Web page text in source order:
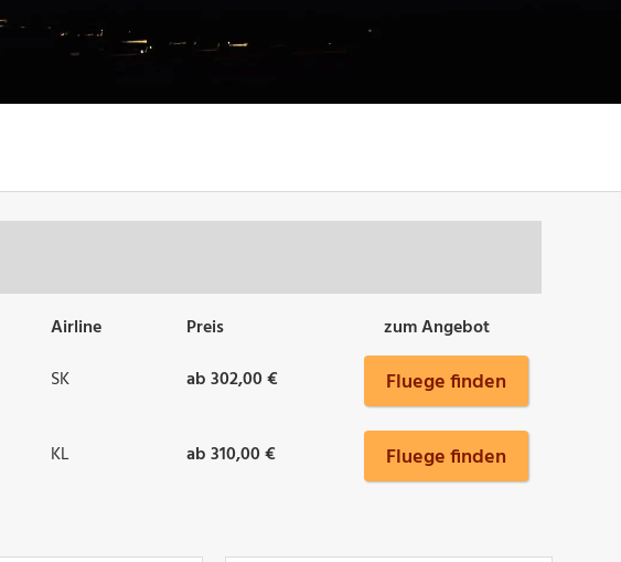
Airline Preis
zum Angebot
SK ab 302,00 € Fluege finden
KL ab 310,00 € Fluege finden